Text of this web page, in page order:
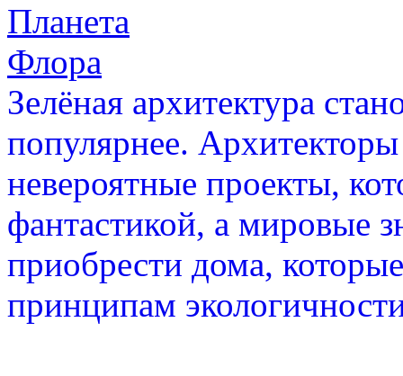
Планета
Флора
Зелёная архитектура
популярнее.
невероятные проекты,
фантастикой, а мировые
приобрести дома,
принципам